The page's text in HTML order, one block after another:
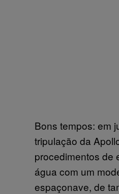
Bons tempos: em
tripulação da
procedimentos de
água com um
espaçonave, de